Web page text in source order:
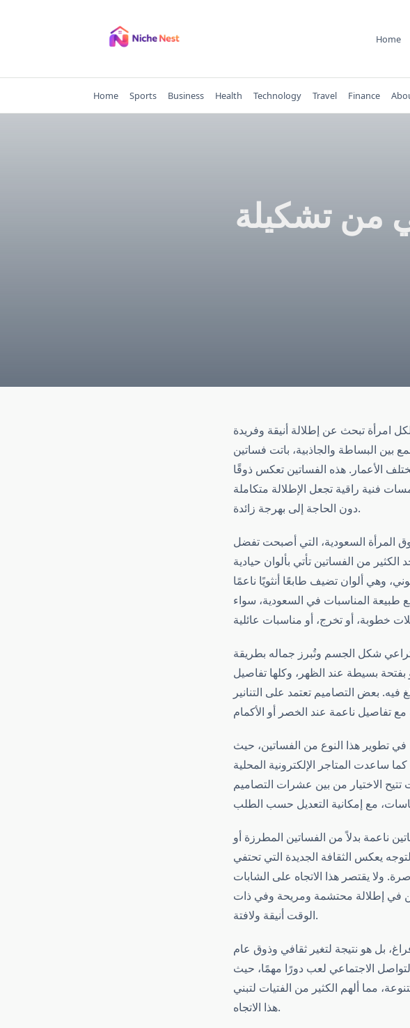
Home
Home Sports Business Health Technology Travel Finance
من تشكيلة
امرأة تبحث عن إطلالة أنيقة وفريدة
بين البساطة والجاذبية، باتت فساتين
الأعمار. هذه الفساتين تعكس ذوقًا
فنية راقية تجعل الإطلالة متكاملة
دون الحاجة إلى بهرجة زائدة.
المرأة السعودية، التي أصبحت تفضل
من الفساتين تأتي بألوان حيادية
وهي ألوان تضيف طابعًا أنثويًا ناعمًا
طبيعة المناسبات في السعودية، سواء
تراعي شكل الجسم وتُبرز جماله بطريقة
بفتحة بسيطة عند الظهر، وكلها تفاصيل
بعض التصاميم تعتمد على التنانير
في تطوير هذا النوع من الفساتين، حيث
المتاجر الإلكترونية المحلية
الاختيار من بين عشرات التصاميم
ناعمة بدلاً من الفساتين المطرزة أو
يعكس الثقافة الجديدة التي تحتفي
ولا يقتصر هذا الاتجاه على الشابات
في إطلالة محتشمة ومريحة وفي ذات
الوقت أنيقة ولافتة.
بل هو نتيجة لتغير ثقافي وذوق عام
الاجتماعي لعب دورًا مهمًا، حيث
مما ألهم الكثير من الفتيات لتبني
هذا الاتجاه.